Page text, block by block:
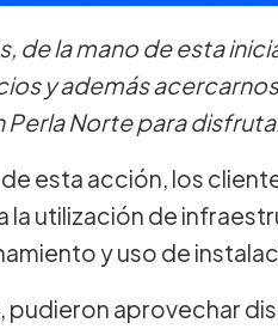
de la mano de esta
y además
Perla Norte para
de esta acción, los
la utilización de
y uso de
pudieron aprovechar